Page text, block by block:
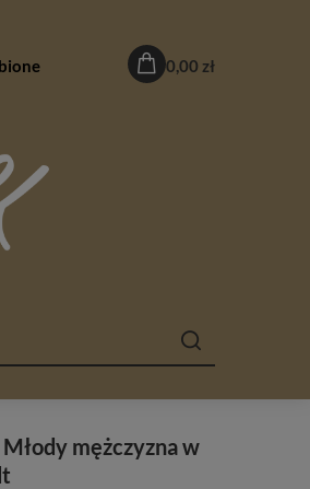
0,00 zł
mężczyzna w